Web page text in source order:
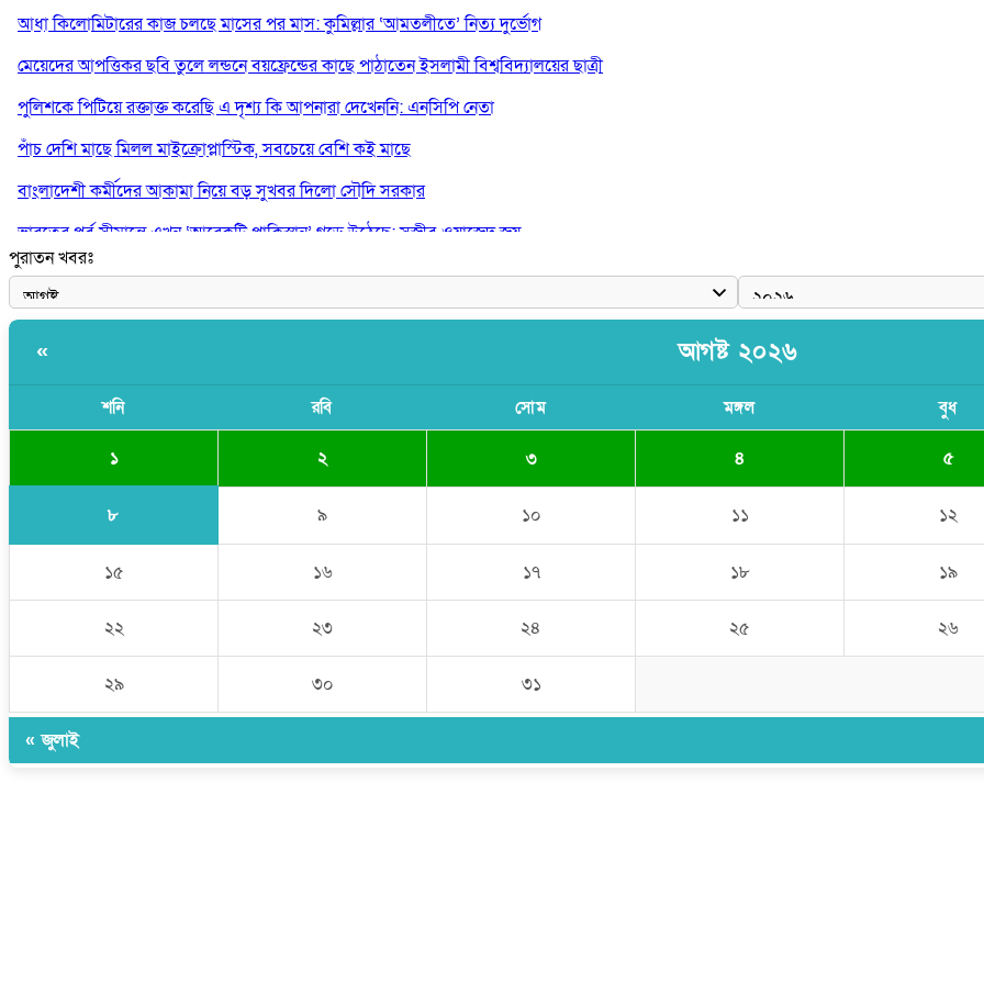
আধা কিলোমিটারের কাজ চলছে মাসের পর মাস: কুমিল্লার ‘আমতলীতে’ নিত্য দুর্ভোগ
মেয়েদের আপত্তিকর ছবি তুলে লন্ডনে বয়ফ্রেন্ডের কাছে পাঠাতেন ইসলামী বিশ্ববিদ্যালয়ের ছাত্রী
পুলিশকে পিটিয়ে রক্তাক্ত করেছি এ দৃশ্য কি আপনারা দেখেননি: এনসিপি নেতা
পাঁচ দেশি মাছে মিলল মাইক্রোপ্লাস্টিক, সবচেয়ে বেশি কই মাছে
বাংলাদেশী কর্মীদের আকামা নিয়ে বড় সুখবর দিলো সৌদি সরকার
ভারতের পূর্ব সীমান্তে এখন ‘আরেকটি পাকিস্তান’ গড়ে উঠেছে: সজীব ওয়াজেদ জয়
সাকিব আল হাসানের বাড়িতে আগুন, পেট্রলবোমা বিস্ফোরণ
পুরাতন খবরঃ
« আগষ্ট ২০২৬
শনি রবি সোম মঙ্গল বুধ
১ ২ ৩ ৪ ৫
৮ ৯ ১০ ১১ ১২
১৫ ১৬ ১৭ ১৮ ১৯
২২ ২৩ ২৪ ২৫ ২৬
২৯ ৩০ ৩১
« জুলাই